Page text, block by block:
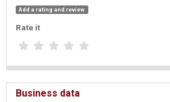
Add a rating and review
Rate it
Business data